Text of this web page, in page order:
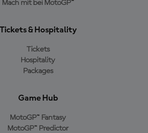
Mach mit bei MotoGP™
Tickets & Hospitality
Tickets
Hospitality
Packages
Game Hub
MotoGP™ Fantasy
MotoGP™ Predictor